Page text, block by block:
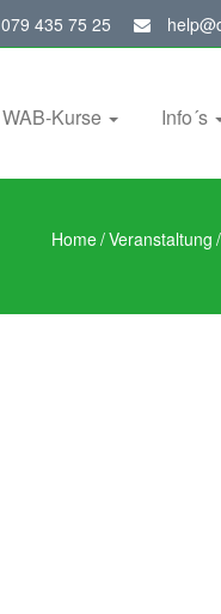
079 435 75 25
WAB-Kurse Info´s
Home/Veranstaltung /